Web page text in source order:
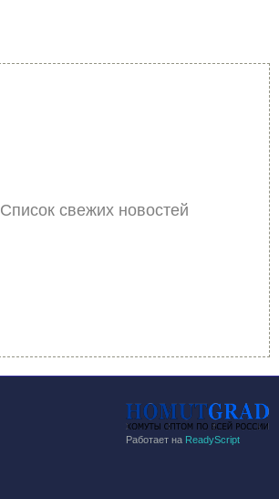
Список свежих новостей
Работает на ReadyScript